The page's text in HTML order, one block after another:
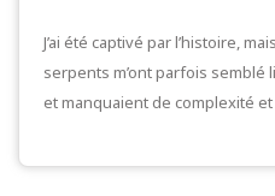
J’ai été captivé par l’histoire,
serpents m’ont parfois
et manquaient de complexité